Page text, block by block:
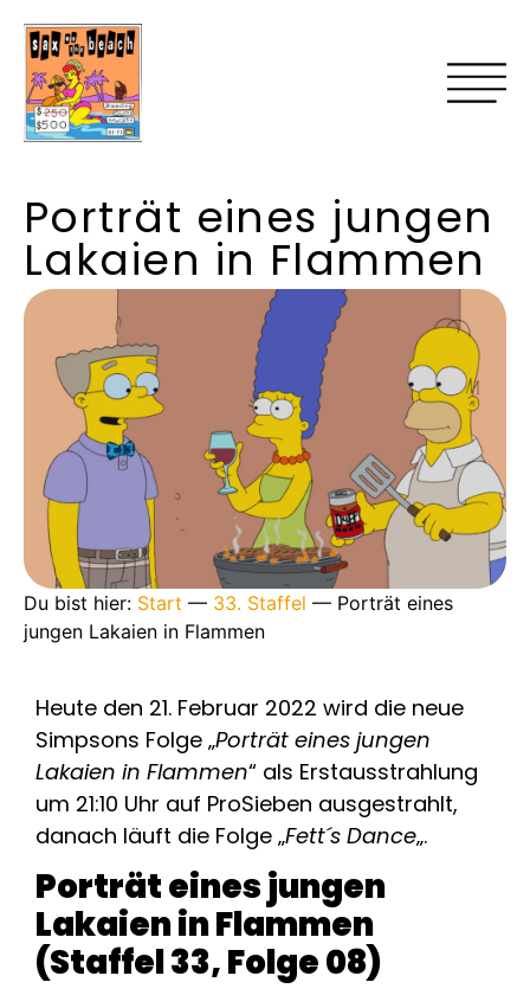
Porträt eines jungen
Lakaien in Flammen
Du bist hier: Start — 33. Staffel — Porträt eines
jungen Lakaien in Flammen
Heute den 21. Februar 2022 wird die neue
Simpsons Folge „Porträt eines jungen
Lakaien in Flammen“ als Erstausstrahlung
um 21:10 Uhr auf ProSieben ausgestrahlt,
danach läuft die Folge „Fett´s Dance„.
Porträt eines jungen
Lakaien in Flammen
(Staffel 33, Folge 08)